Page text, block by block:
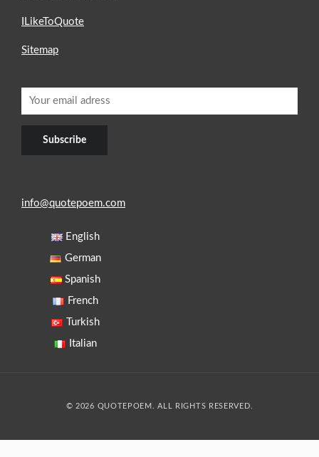
ILikeToQuote
Sitemap
info@quotepoem.com
English
German
Spanish
French
Turkish
Italian
© 2026 QUOTEPOEM. ALL RIGHTS RESERVED.